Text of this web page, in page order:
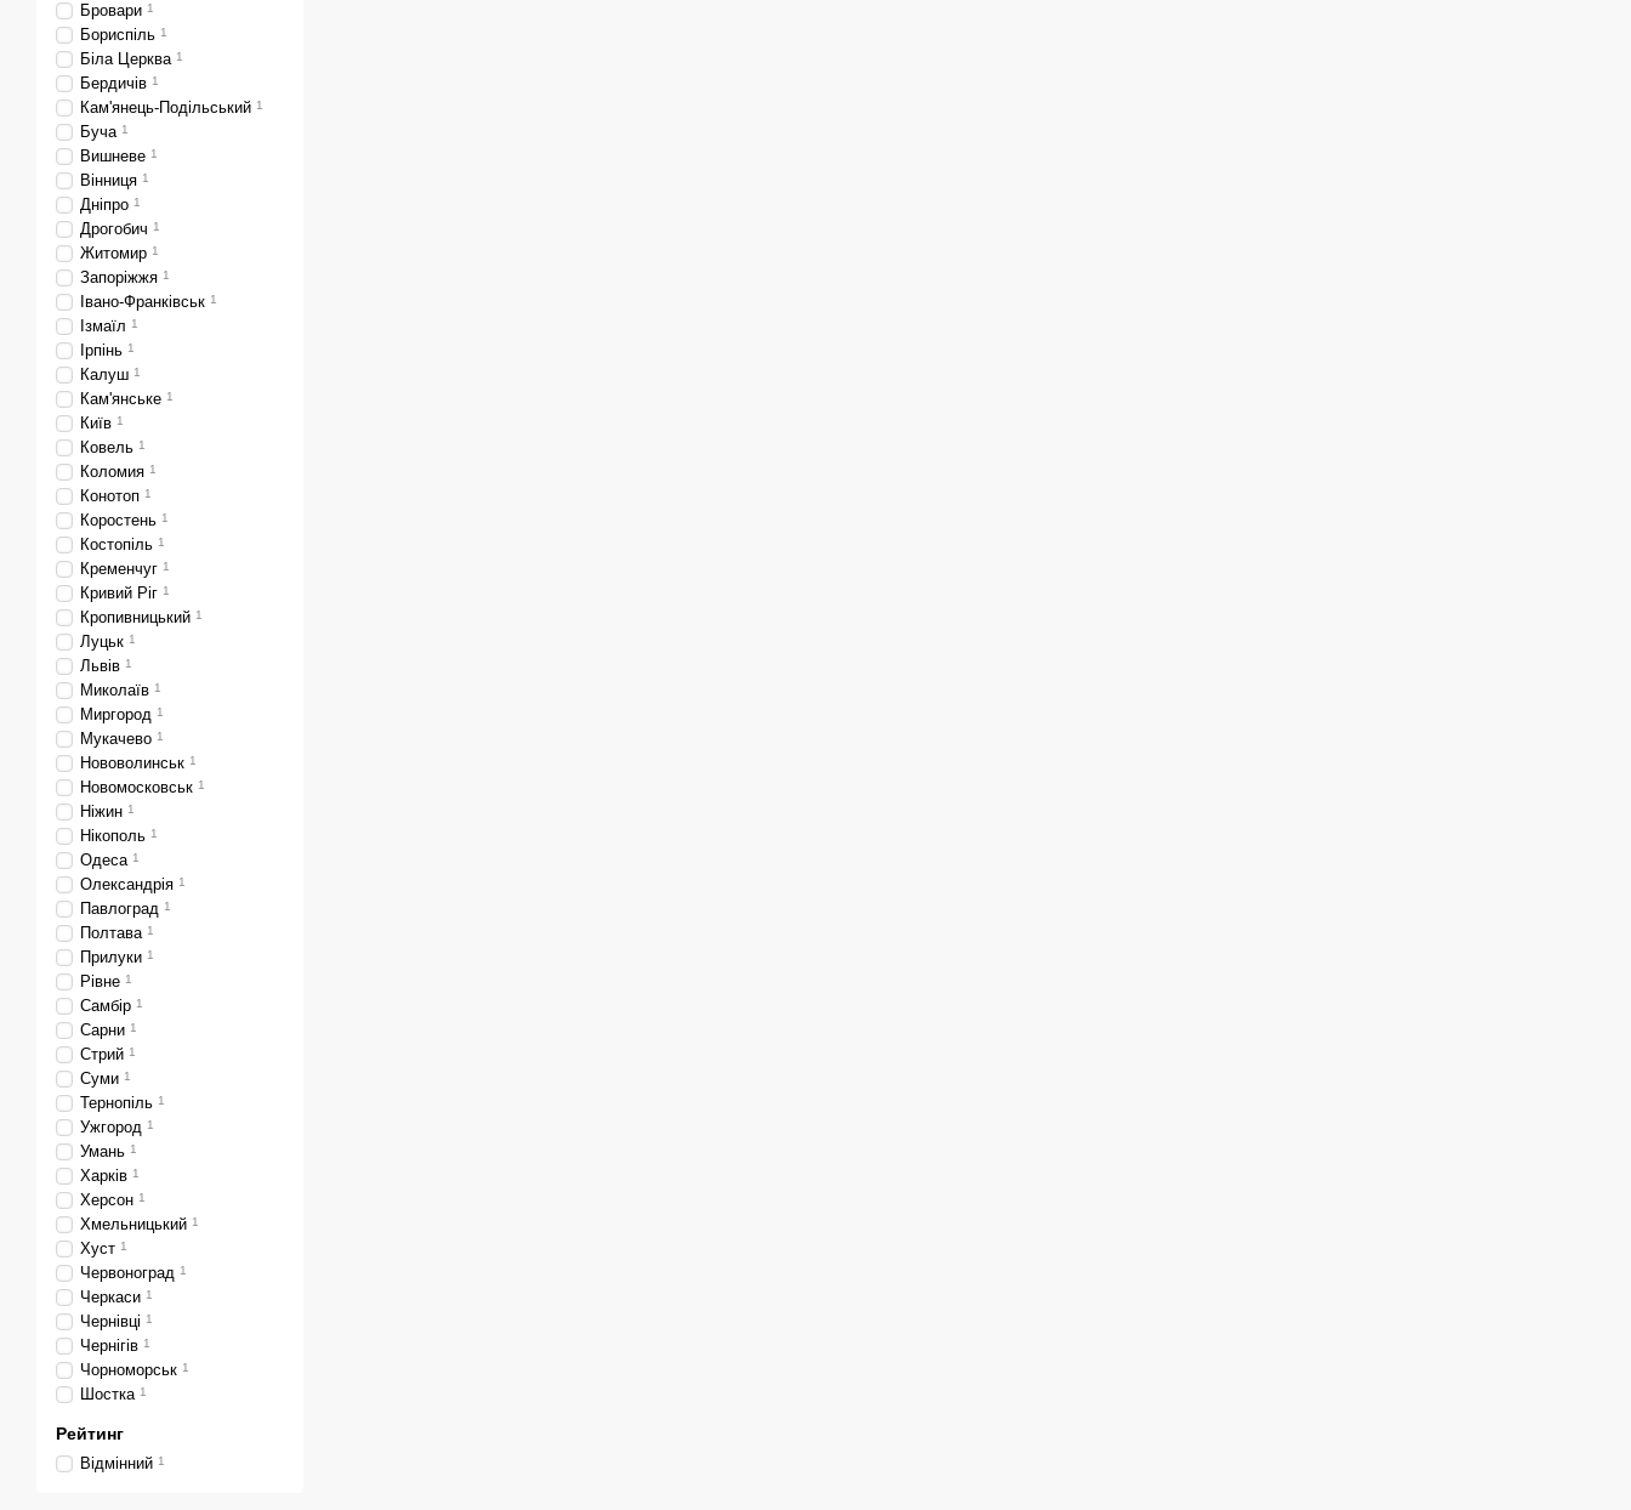
Бровари 1
Бориспіль 1
Біла Церква 1
Бердичів 1
Кам'янець-Подільський 1
Буча 1
Вишневе 1
Вінниця 1
Дніпро 1
Дрогобич 1
Житомир 1
Запоріжжя 1
Івано-Франківськ 1
Ізмаїл 1
Ірпінь 1
Калуш 1
Кам'янське 1
Київ 1
Ковель 1
Коломия 1
Конотоп 1
Коростень 1
Костопіль 1
Кременчуг 1
Кривий Ріг 1
Кропивницький 1
Луцьк 1
Львів 1
Миколаїв 1
Миргород 1
Мукачево 1
Нововолинськ 1
Новомосковськ 1
Ніжин 1
Нікополь 1
Одеса 1
Олександрія 1
Павлоград 1
Полтава 1
Прилуки 1
Рівне 1
Самбір 1
Сарни 1
Стрий 1
Суми 1
Тернопіль 1
Ужгород 1
Умань 1
Харків 1
Херсон 1
Хмельницький 1
Хуст 1
Червоноград 1
Черкаси 1
Чернівці 1
Чернігів 1
Чорноморськ 1
Шостка 1
Рейтинг
Відмінний 1